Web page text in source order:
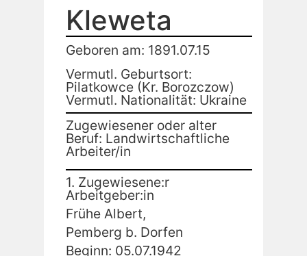
Kleweta
Geboren am: 1891.07.15
Vermutl. Geburtsort:
Pilatkowce (Kr. Borozczow)
Vermutl. Nationalität: Ukraine
Zugewiesener oder alter
Beruf: Landwirtschaftliche
Arbeiter/in
1. Zugewiesene:r
Arbeitgeber:in
Frühe Albert,
Pemberg b. Dorfen
Beginn: 05.07.1942